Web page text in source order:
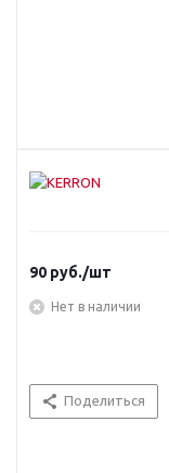
90 руб./шт
Нет в наличии
Поделиться